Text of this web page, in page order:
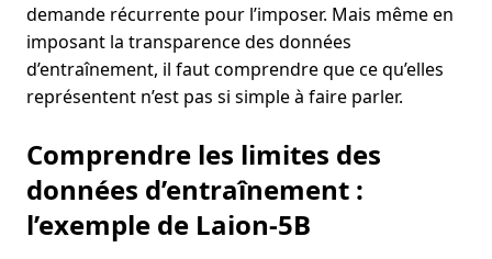
demande récurrente pour l’imposer. Mais même en
imposant la transparence des données
d’entraînement, il faut comprendre que ce qu’elles
représentent n’est pas si simple à faire parler.
Comprendre les limites des
données d’entraînement :
l’exemple de Laion-5B